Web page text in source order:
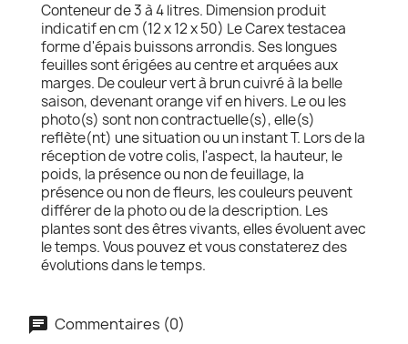
Conteneur de 3 à 4 litres. Dimension produit
indicatif en cm (12 x 12 x 50) Le Carex testacea
forme d'épais buissons arrondis. Ses longues
feuilles sont érigées au centre et arquées aux
marges. De couleur vert à brun cuivré à la belle
saison, devenant orange vif en hivers. Le ou les
photo(s) sont non contractuelle(s), elle(s)
reflète(nt) une situation ou un instant T. Lors de la
réception de votre colis, l'aspect, la hauteur, le
poids, la présence ou non de feuillage, la
présence ou non de fleurs, les couleurs peuvent
différer de la photo ou de la description. Les
plantes sont des êtres vivants, elles évoluent avec
le temps. Vous pouvez et vous constaterez des
évolutions dans le temps.
Commentaires (0)